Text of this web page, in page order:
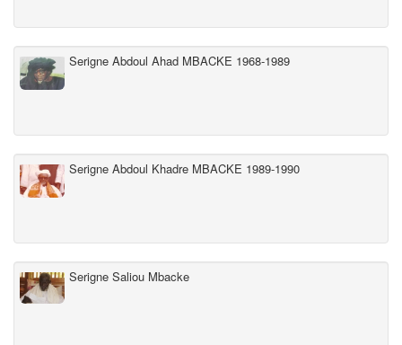
Serigne Abdoul Ahad MBACKE 1968-1989
Serigne Abdoul Khadre MBACKE 1989-1990
Serigne Saliou Mbacke